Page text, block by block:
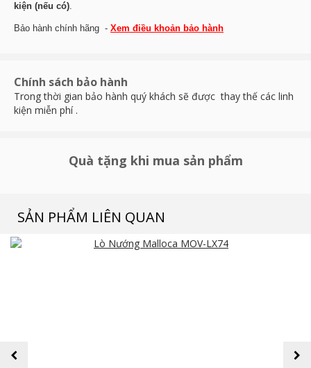
kiện (nếu có).
Bảo hành chính hãng - Xem điều khoản bảo hành
Chính sách bảo hành
Trong thời gian bảo hành quý khách sẽ được thay thế các linh
kiện miễn phí .
Quà tặng khi mua sản phẩm
SẢN PHẨM LIÊN QUAN
prev next